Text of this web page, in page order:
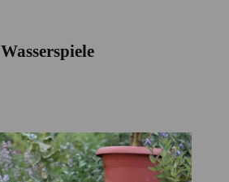
Wasserspiele